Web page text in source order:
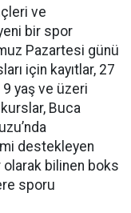
ve
bir spor
Pazartesi günü
için kayıtlar, 27
9 yaş ve üzeri
kurslar, Buca
destekleyen
olarak bilinen boks
sporu